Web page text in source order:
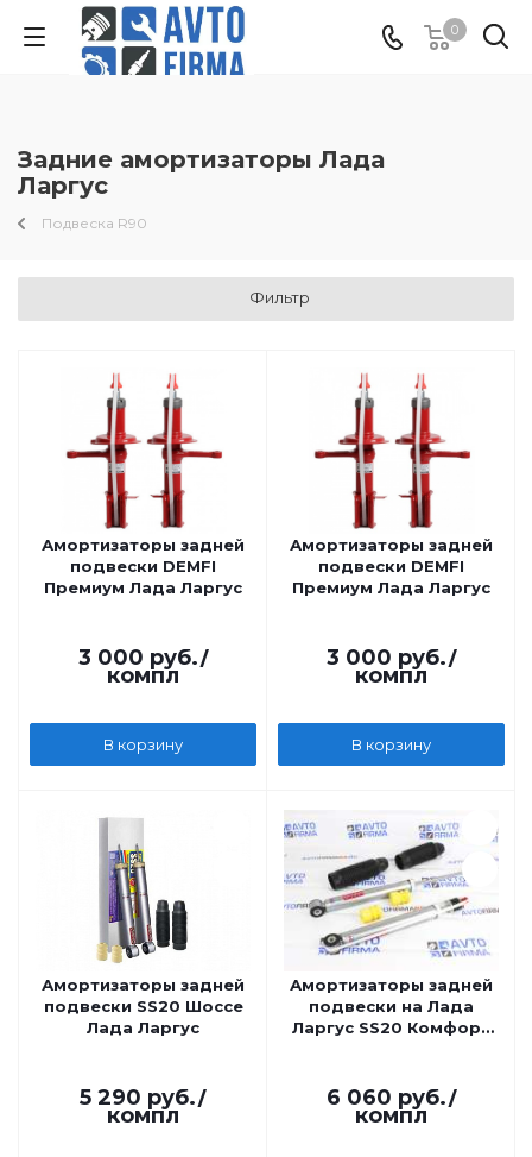
0
Задние амортизаторы Лада
Ларгус
Подвеска R90
Фильтр
Амортизаторы задней
подвески DEMFI
Премиум Лада Ларгус
3 000 руб./
компл
В корзину
Амортизаторы задней
подвески DEMFI
Премиум Лада Ларгус
3 000 руб./
компл
В корзину
Амортизаторы задней
подвески SS20 Шоссе
Лада Ларгус
5 290 руб./
компл
Амортизаторы задней
подвески на Лада
Ларгус SS20 Комфорт
6 060 руб./
компл